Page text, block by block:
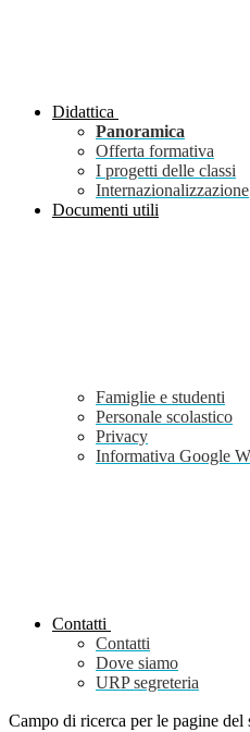
Didattica
Panoramica
Offerta formativa
I progetti delle classi
Internazionalizzazione
Documenti utili
Famiglie e studenti
Personale scolastico
Privacy
Informativa Google
Contatti
Contatti
Dove siamo
URP segreteria
Campo di ricerca per le pagine del